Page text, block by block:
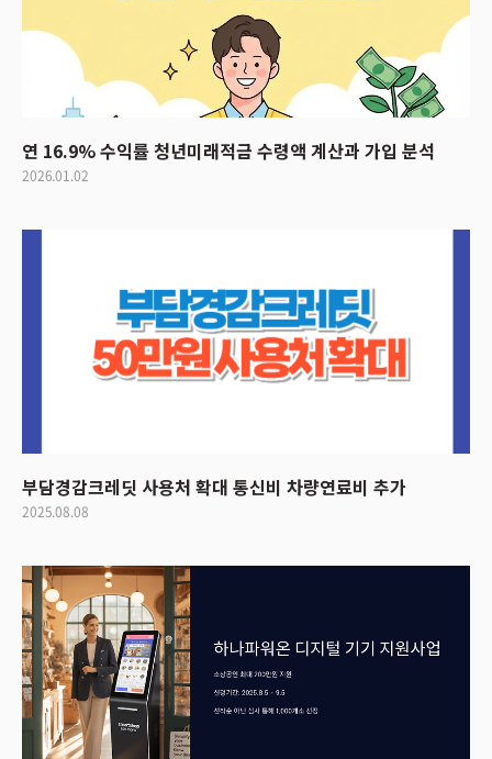
연 16.9% 수익률 청년미래적금 수령액 계산과 가입 분석
2026.01.02
부담경감크레딧 사용처 확대 통신비 차량연료비 추가
2025.08.08